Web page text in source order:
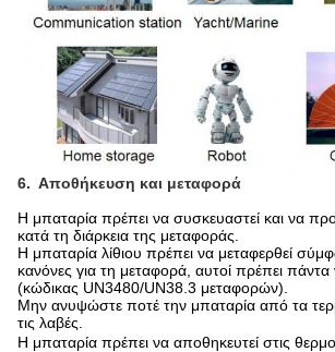
6. Αποθήκευση και μεταφορά
Η μπαταρία πρέπει να συσκευαστεί και να
κατά τη διάρκεια της μεταφοράς.
Η μπαταρία λίθιου πρέπει να μεταφερθεί
κανόνες για τη μεταφορά, αυτοί πρέπει
(κώδικας UN3480/UN38.3 μεταφορών).
Μην ανυψώστε ποτέ την μπαταρία από τα
τις λαβές.
Η μπαταρία πρέπει να αποθηκευτεί στις